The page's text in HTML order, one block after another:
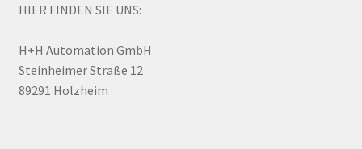
HIER FINDEN SIE UNS:
H+H Automation GmbH
Steinheimer Straße 12
89291 Holzheim